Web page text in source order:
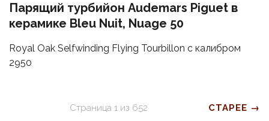
Парящий турбийон Audemars Piguet в
керамике Bleu Nuit, Nuage 50
Royal Oak Selfwinding Flying Tourbillon с калибром
2950
Страница 1 из 652 СТАРЕЕ →